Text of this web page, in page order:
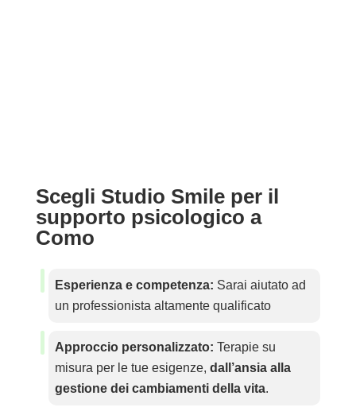
Scegli Studio Smile per il
supporto psicologico a
Como
Esperienza e competenza: Sarai aiutato ad
un professionista altamente qualificato
Approccio personalizzato: Terapie su
misura per le tue esigenze, dall’ansia alla
gestione dei cambiamenti della vita.